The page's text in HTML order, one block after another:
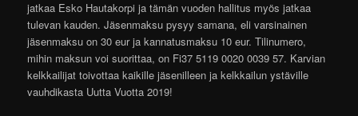
jatkaa Esko Hautakorpi ja tämän vuoden hallitus myös jatkaa
tulevan kauden. Jäsenmaksu pysyy samana, eli varsinainen
jäsenmaksu on 30 eur ja kannatusmaksu 10 eur. Tilinumero,
mihin maksun voi suorittaa, on Fi37 5119 0020 0039 57. Karvian
kelkkailijat toivottaa kaikille jäsenilleen ja kelkkailun ystäville
vauhdikasta Uutta Vuotta 2019!